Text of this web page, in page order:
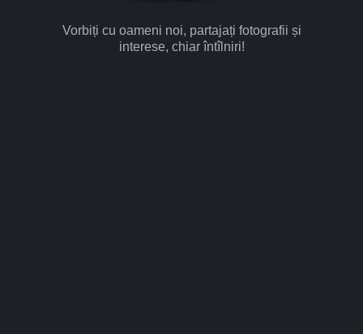
Vorbiți cu oameni noi, partajați fotografii și
interese, chiar întîlniri!